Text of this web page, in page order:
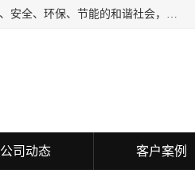
深圳万检通科技有限公司专业从事iso9001质量认证、质量检测认证、CE认证。WJT建设健康、安全、环保、节能的和谐社会，力图在检验、鉴定、测试及认证领域成为受人信赖的机构。
公司动态 客户案例